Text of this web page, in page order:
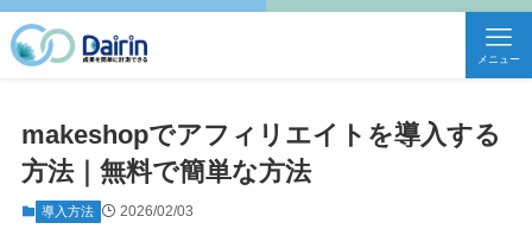
メニュー
makeshopでアフィリエイトを導入する
方法｜無料で簡単な方法
導入方法 2026/02/03